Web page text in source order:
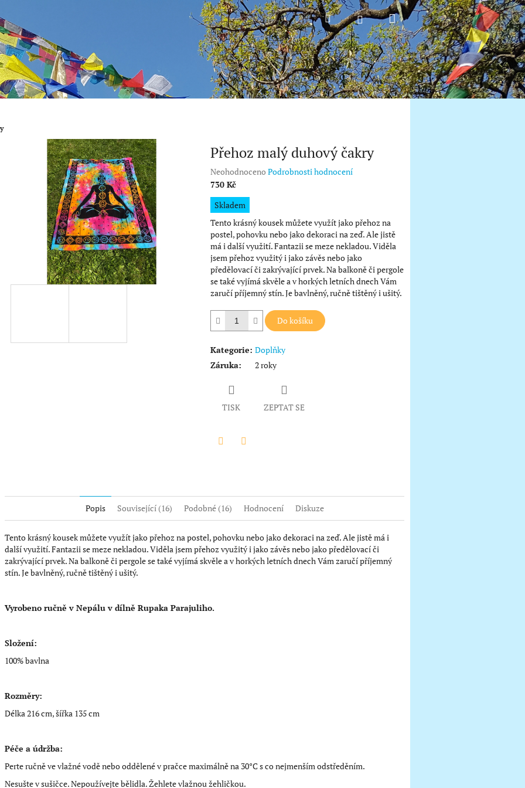
HledatPřihlášeníNákupní
košík
Přehoz malý duhový čakry
Průměrné
hodnocení
je
0,0
z
5
hvězdiček.
Neohodnoceno Podrobnosti hodnocení
730 Kč
Měrná
cena:
Skladem
Tento krásný kousek můžete využít jako přehoz na
postel, pohovku nebo jako dekoraci na zeď. Ale jistě
má i další využití. Fantazii se meze nekladou. Viděla
jsem přehoz využitý i jako závěs nebo jako
předělovací či zakrývající prvek. Na balkoně či pergole
se také vyjímá skvěle a v horkých letních dnech Vám
zaručí příjemný stín. Je bavlněný, ručně tištěný i ušitý.
Do košíku
Kategorie: Doplňky
Záruka: 2 roky
TISK ZEPTAT SE
Popis Související (16) Podobné (16) Hodnocení Diskuze
Tento krásný kousek můžete využít jako přehoz na postel, pohovku nebo jako dekoraci na zeď. Ale jistě má i
další využití. Fantazii se meze nekladou. Viděla jsem přehoz využitý i jako závěs nebo jako předělovací či
zakrývající prvek. Na balkoně či pergole se také vyjímá skvěle a v horkých letních dnech Vám zaručí příjemný
stín. Je bavlněný, ručně tištěný i ušitý.
Vyrobeno ručně v Nepálu v dílně Rupaka Parajuliho.
Složení:
100% bavlna
Rozměry:
Délka 216 cm, šířka 135 cm
Péče a údržba:
Perte ručně ve vlažné vodě nebo oddělené v pračce maximálně na 30°C s co nejmenším odstředěním.
Nesušte v sušičce. Nepoužívejte bělidla. Žehlete vlažnou žehličkou.